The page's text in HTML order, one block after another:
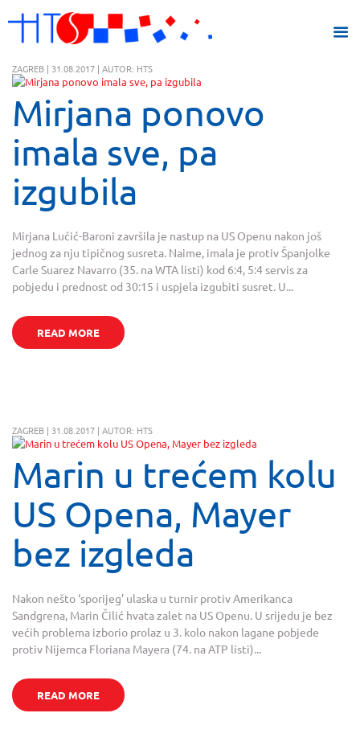
ZAGREB | 31.08.2017 | AUTOR: HTS
Mirjana ponovo
imala sve, pa
izgubila
Mirjana Lučić-Baroni završila je nastup na US Openu nakon još
jednog za nju tipičnog susreta. Naime, imala je protiv Španjolke
Carle Suarez Navarro (35. na WTA listi) kod 6:4, 5:4 servis za
pobjedu i prednost od 30:15 i uspjela izgubiti susret. U...
READ MORE
ZAGREB | 31.08.2017 | AUTOR: HTS
Marin u trećem kolu
US Opena, Mayer
bez izgleda
Nakon nešto ‘sporijeg’ ulaska u turnir protiv Amerikanca
Sandgrena, Marin Čilić hvata zalet na US Openu. U srijedu je bez
većih problema izborio prolaz u 3. kolo nakon lagane pobjede
protiv Nijemca Floriana Mayera (74. na ATP listi)...
READ MORE